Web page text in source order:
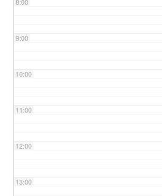
8:00
9:00
10:00
11:00
12:00
13:00